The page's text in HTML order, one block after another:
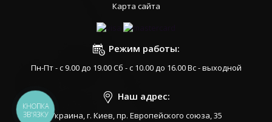
Карта сайта
Режим работы:
Пн-Пт - с 9.00 до 19.00 Сб - с 10.00 до 16.00 Вс - выходной
Наш адрес:
Украина, г. Киев, пр. Европейского союза, 35
КНОПКА
ЗВ'ЯЗКУ